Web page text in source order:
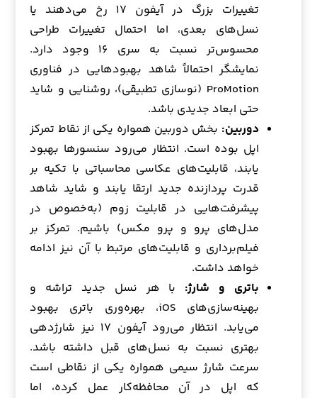
تغییرات بزرگ در آیفون ۱۷ رخ می‌دهند یا
نسل‌های بعدی، اما احتمال تغییرات طراحی
محسوس‌تر نسبت به سری ۱۶ وجود دارد.
نمایشگر احتمالاً شاهد بهبودهایی در فناوری
ProMotion (نوسازی تطبیقی)، روشنایی و شاید
حتی ابعاد جدیدی باشد.
دوربین: بخش دوربین همواره یکی از نقاط تمرکز
اپل بوده است. انتظار می‌رود سنسورها بهبود
یابند، قابلیت‌های عکاسی محاسباتی با تکیه بر
قدرت پردازنده جدید ارتقا یابند و شاید شاهد
پیشرفت‌هایی در قابلیت زوم (به‌خصوص در
مدل‌های پرو و پرو مکس) باشیم. تمرکز بر
فیلم‌برداری و قابلیت‌های مرتبط با آن نیز ادامه
خواهد داشت.
باتری و شارژ: با هر نسل جدید تراشه و
بهینه‌سازی‌های iOS، بهره‌وری باتری بهبود
می‌یابد. انتظار می‌رود آیفون ۱۷ نیز شارژدهی
بهتری نسبت به نسل‌های قبل داشته باشد.
سرعت شارژ سیمی همواره یکی از نقاطی است
که اپل در آن محافظه‌کار عمل کرده، اما